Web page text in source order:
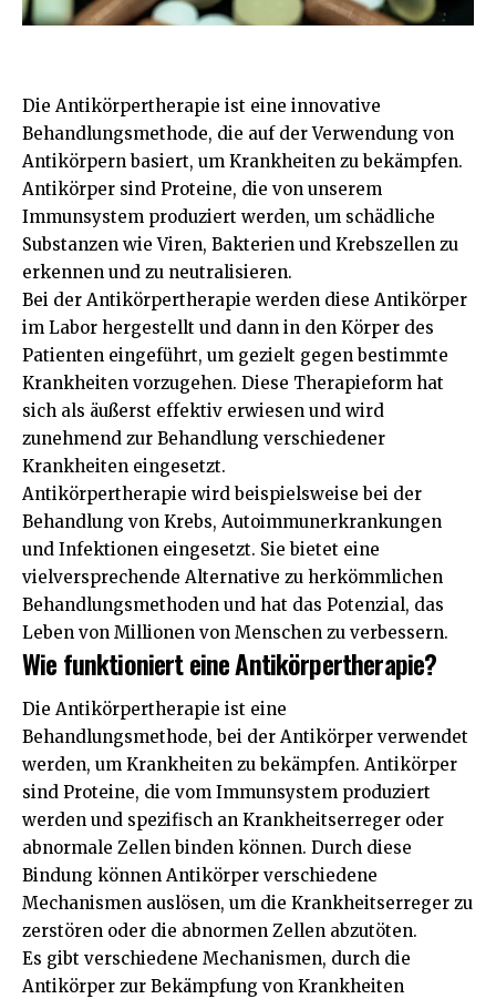
Die Antikörpertherapie ist eine innovative
Behandlungsmethode, die auf der Verwendung von
Antikörpern basiert, um Krankheiten zu bekämpfen.
Antikörper sind Proteine, die von unserem
Immunsystem produziert werden, um schädliche
Substanzen wie Viren, Bakterien und Krebszellen zu
erkennen und zu neutralisieren.
Bei der Antikörpertherapie werden diese Antikörper
im Labor hergestellt und dann in den Körper des
Patienten eingeführt, um gezielt gegen bestimmte
Krankheiten vorzugehen. Diese Therapieform hat
sich als äußerst effektiv erwiesen und wird
zunehmend zur Behandlung verschiedener
Krankheiten eingesetzt.
Antikörpertherapie wird beispielsweise bei der
Behandlung von Krebs, Autoimmunerkrankungen
und Infektionen eingesetzt. Sie bietet eine
vielversprechende Alternative zu herkömmlichen
Behandlungsmethoden und hat das Potenzial, das
Leben von Millionen von Menschen zu verbessern.
Wie funktioniert eine Antikörpertherapie?
Die Antikörpertherapie ist eine
Behandlungsmethode, bei der Antikörper verwendet
werden, um Krankheiten zu bekämpfen. Antikörper
sind Proteine, die vom Immunsystem produziert
werden und spezifisch an Krankheitserreger oder
abnormale Zellen binden können. Durch diese
Bindung können Antikörper verschiedene
Mechanismen auslösen, um die Krankheitserreger zu
zerstören oder die abnormen Zellen abzutöten.
Es gibt verschiedene Mechanismen, durch die
Antikörper zur Bekämpfung von Krankheiten